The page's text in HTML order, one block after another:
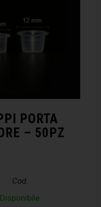
PORTA
– 50PZ
Cod.
Disponibile